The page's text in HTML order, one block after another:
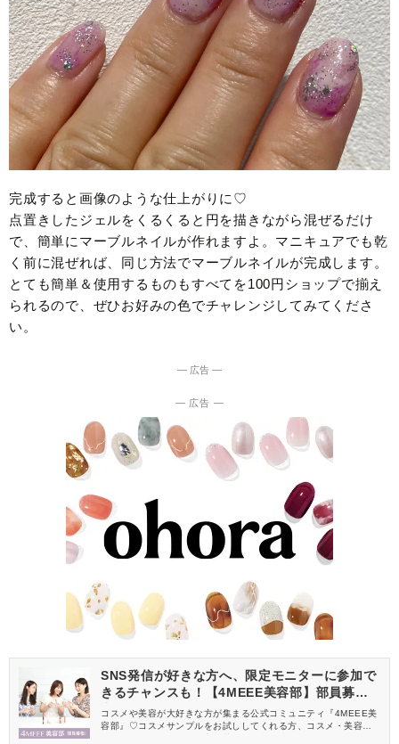
完成すると画像のような仕上がりに♡
点置きしたジェルをくるくると円を描きながら混ぜるだけ
で、簡単にマーブルネイルが作れますよ。マニキュアでも乾
く前に混ぜれば、同じ方法でマーブルネイルが完成します。
とても簡単＆使用するものもすべてを100円ショップで揃え
られるので、ぜひお好みの色でチャレンジしてみてくださ
い。
― 広告 ―
― 広告 ―
SNS発信が好きな方へ、限定モニターに参加で
きるチャンスも！【4MEEE美容部】部員募集
中
コスメや美容が大好きな方が集まる公式コミュニティ『4MEEE美
容部』♡コスメサンプルをお試ししてくれる方、コスメ・美容情報